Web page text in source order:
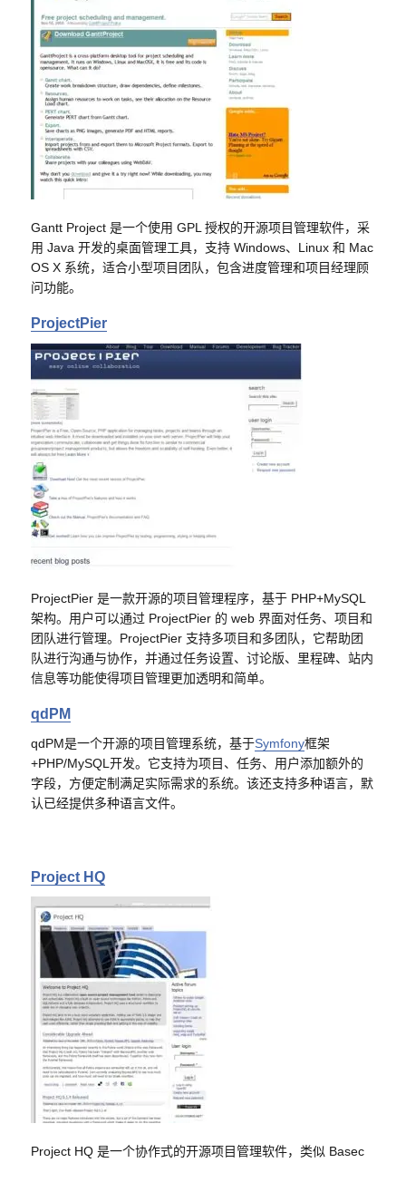
Gantt Project 是一个使用 GPL 授权的开源项目管理软件，采
用 Java 开发的桌面管理工具，支持 Windows、Linux 和 Mac
OS X 系统，适合小型项目团队，包含进度管理和项目经理顾
问功能。
ProjectPier
ProjectPier 是一款开源的项目管理程序，基于 PHP+MySQL
架构。用户可以通过 ProjectPier 的 web 界面对任务、项目和
团队进行管理。ProjectPier 支持多项目和多团队，它帮助团
队进行沟通与协作，并通过任务设置、讨论版、里程碑、站内
信息等功能使得项目管理更加透明和简单。
qdPM
qdPM是一个开源的项目管理系统，基于Symfony框架
+PHP/MySQL开发。它支持为项目、任务、用户添加额外的
字段，方便定制满足实际需求的系统。该还支持多种语言，默
认已经提供多种语言文件。
Project HQ
Project HQ 是一个协作式的开源项目管理软件，类似 Basec